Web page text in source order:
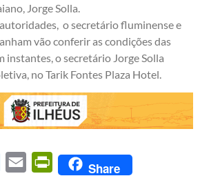
Jorge Solla.
o secretário fluminense e
vão conferir as condições das
instantes, o secretário Jorge Solla
no Tarik Fontes Plaza Hotel.
Twitter Email PrintFriendly
Share